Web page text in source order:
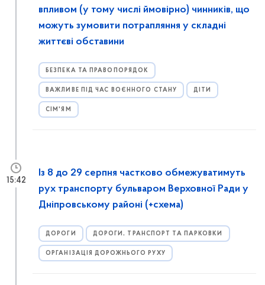
впливом (у тому числі ймовірно) чинників, що
можуть зумовити потрапляння у складні
життєві обставини
БЕЗПЕКА ТА ПРАВОПОРЯДОК
ВАЖЛИВЕ ПІД ЧАС ВОЄННОГО СТАНУ ДІТИ
СІМ'ЯМ
Із 8 до 29 серпня частково обмежуватимуть
рух транспорту бульваром Верховної Ради у
Дніпровському районі (+схема)
ДОРОГИ ДОРОГИ, ТРАНСПОРТ ТА ПАРКОВКИ
ОРГАНІЗАЦІЯ ДОРОЖНЬОГО РУХУ
15:42